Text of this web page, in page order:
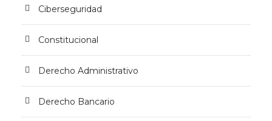
Ciberseguridad
Constitucional
Derecho Administrativo
Derecho Bancario